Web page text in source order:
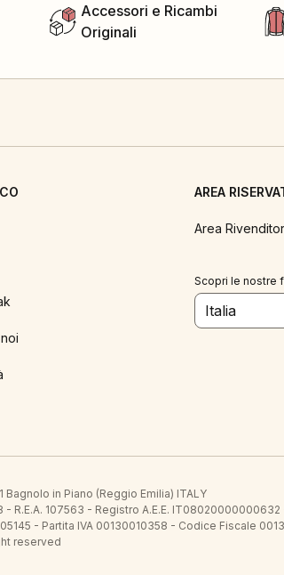
Accessori e Ricambi
Originali
AREA
Area
Scopri le nostre
Italia
Bagnolo in Piano (Reggio Emilia) ITALY
107563 - Registro A.E.E. IT08020000000632
- Partita IVA 00130010358 - Codice Fiscale
reserved